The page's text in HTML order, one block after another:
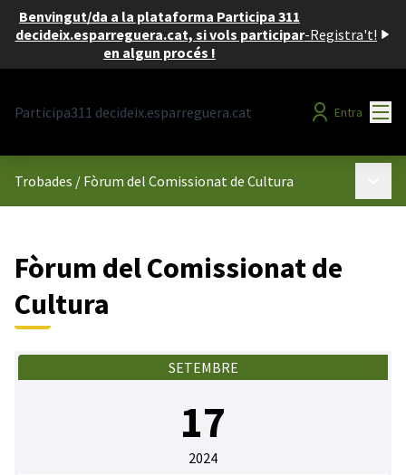
Benvingut/da a la plataforma Participa 311
decideix.esparreguera.cat, si vols participar
en algun procés !
-Registra't!
Participa311 decideix.esparreguera.cat Entra
Trobades / Fòrum del Comissionat de Cultura
Fòrum del Comissionat de
Cultura
SETEMBRE
17
2024